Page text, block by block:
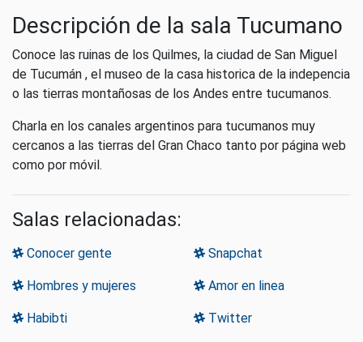
Descripción de la sala Tucumano
Conoce las ruinas de los Quilmes, la ciudad de San Miguel
de Tucumán , el museo de la casa historica de la indepencia
o las tierras montañosas de los Andes entre tucumanos.
Charla en los canales argentinos para tucumanos muy
cercanos a las tierras del Gran Chaco tanto por página web
como por móvil.
Salas relacionadas:
Conocer gente Snapchat
Hombres y mujeres Amor en linea
Habibti Twitter